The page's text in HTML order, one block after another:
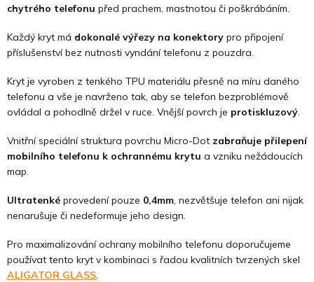
chytrého telefonu před prachem, mastnotou či poškrábáním.
Každý kryt má dokonalé výřezy na konektory pro připojení
příslušenství bez nutnosti vyndání telefonu z pouzdra.
Kryt je vyroben z tenkého TPU materiálu přesně na míru daného
telefonu a vše je navrženo tak, aby se telefon bezproblémově
ovládal a pohodlně držel v ruce. Vnější povrch je protiskluzový.
Vnitřní speciální struktura povrchu Micro-Dot zabraňuje přilepení
mobilního telefonu k ochrannému krytu a vzniku nežádoucích
map.
Ultratenké provedení pouze 0,4mm, nezvětšuje telefon ani nijak
nenarušuje či nedeformuje jeho design.
Pro maximalizování ochrany mobilního telefonu doporučujeme
používat tento kryt v kombinaci s řadou kvalitních tvrzených skel
ALIGATOR GLASS.